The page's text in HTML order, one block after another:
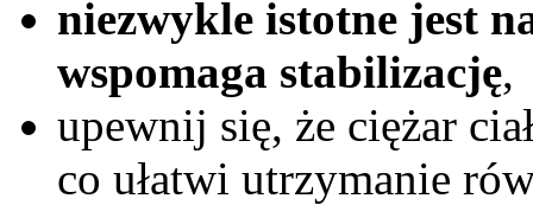
niezwykle istotne jest
wspomaga stabilizację,
upewnij się, że ciężar
co ułatwi utrzymanie